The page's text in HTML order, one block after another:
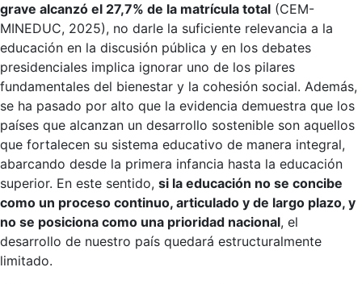
grave alcanzó el 27,7% de la matrícula total (CEM-
MINEDUC, 2025), no darle la suficiente relevancia a la
educación en la discusión pública y en los debates
presidenciales implica ignorar uno de los pilares
fundamentales del bienestar y la cohesión social. Además,
se ha pasado por alto que la evidencia demuestra que los
países que alcanzan un desarrollo sostenible son aquellos
que fortalecen su sistema educativo de manera integral,
abarcando desde la primera infancia hasta la educación
superior. En este sentido, si la educación no se concibe
como un proceso continuo, articulado y de largo plazo, y
no se posiciona como una prioridad nacional, el
desarrollo de nuestro país quedará estructuralmente
limitado.